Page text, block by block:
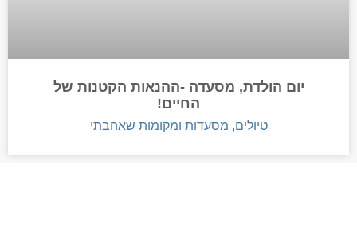
יום הולדת, מסעדה -ההנאות הקטנות של
החיים!
טיולים, מסעדות ומקומות שאהבתי